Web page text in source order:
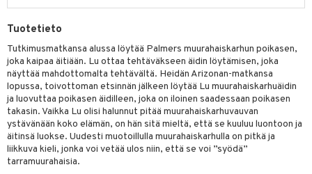
Tuotetieto
Tutkimusmatkansa alussa löytää Palmers muurahaiskarhun poikasen,
joka kaipaa äitiään. Lu ottaa tehtäväkseen äidin löytämisen, joka
näyttää mahdottomalta tehtävältä. Heidän Arizonan-matkansa
lopussa, toivottoman etsinnän jälkeen löytää Lu muurahaiskarhuäidin
ja luovuttaa poikasen äidilleen, joka on iloinen saadessaan poikasen
takasin. Vaikka Lu olisi halunnut pitää muurahaiskarhuvauvan
ystävänään koko elämän, on hän sitä mieltä, että se kuuluu luontoon ja
äitinsä luokse. Uudesti muotoillulla muurahaiskarhulla on pitkä ja
liikkuva kieli, jonka voi vetää ulos niin, että se voi ”syödä”
tarramuurahaisia.
Patrol
Pitkätossu
Possu
Mario
Huonekalut
vaatteet
aterimet
& Säilytyslaatikot
& Tarvikkeet
& Tarvikkeet
ja lakit
& helistimet